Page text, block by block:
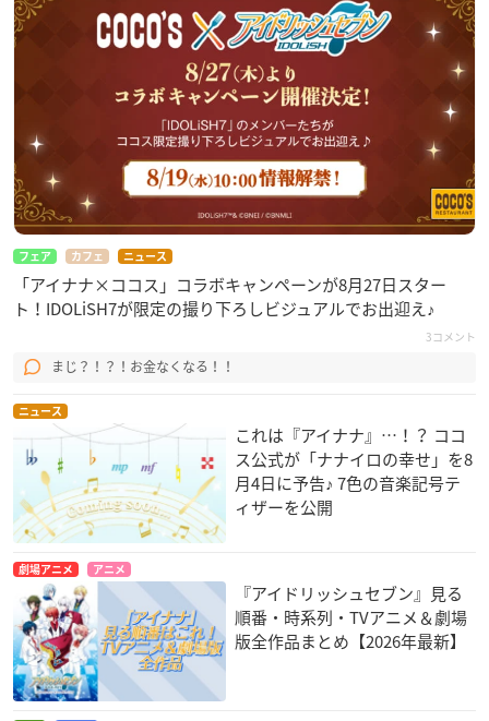
フェア カフェ ニュース
「アイナナ×ココス」コラボキャンペーンが8月27日スター
ト！IDOLiSH7が限定の撮り下ろしビジュアルでお出迎え♪
3コメント
まじ？！？！お金なくなる！！
ニュース
これは『アイナナ』…！？ ココ
ス公式が「ナナイロの幸せ」を8
月4日に予告♪ 7色の音楽記号テ
ィザーを公開
劇場アニメ アニメ
『アイドリッシュセブン』見る
順番・時系列・TVアニメ＆劇場
版全作品まとめ【2026年最新】